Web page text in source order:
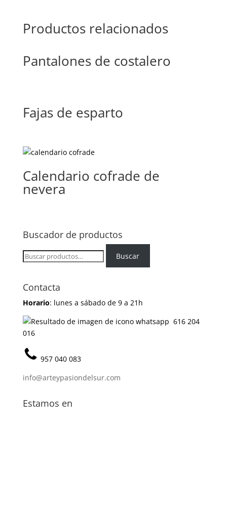
Productos relacionados
Pantalones de costalero
Fajas de esparto
Calendario cofrade de
nevera
Buscador de productos
Buscar
por:
Buscar
Contacta
Horario: lunes a sábado de 9 a 21h
616 204
016
957 040 083
info@arteypasiondelsur.com
Estamos en